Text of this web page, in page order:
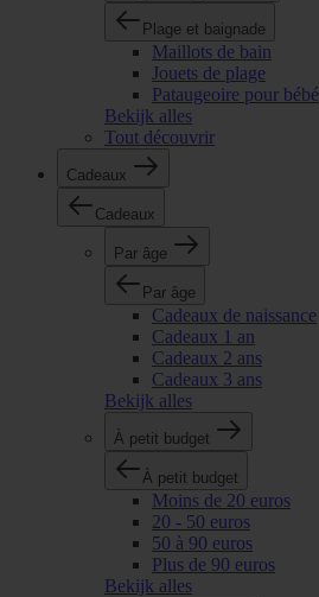
Plage et baignade
Maillots de bain
Jouets de plage
Pataugeoire pour bébé
Bekijk alles
Tout découvrir
Cadeaux
Cadeaux
Par âge
Par âge
Cadeaux de naissance
Cadeaux 1 an
Cadeaux 2 ans
Cadeaux 3 ans
Bekijk alles
À petit budget
À petit budget
Moins de 20 euros
20 - 50 euros
50 à 90 euros
Plus de 90 euros
Bekijk alles